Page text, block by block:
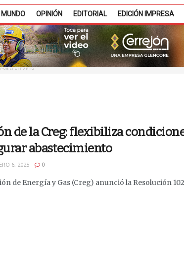
MUNDO OPINIÓN EDITORIAL EDICIÓN IMPRESA
de la Creg: flexibiliza
abastecimiento
6, 2025 0
de Energía y Gas (Creg) anunció la Resolución